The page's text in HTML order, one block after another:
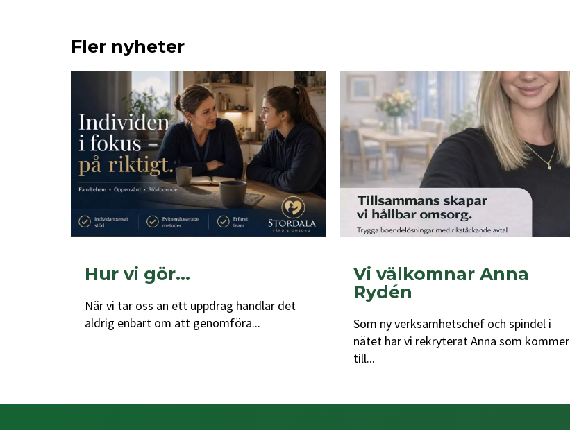
Fler nyheter
Hur vi gör…
När vi tar oss an ett uppdrag handlar det
aldrig enbart om att genomföra...
Vi välkomnar Anna
Rydén
Som ny verksamhetschef och spindel i
nätet har vi rekryterat Anna som kommer
till...